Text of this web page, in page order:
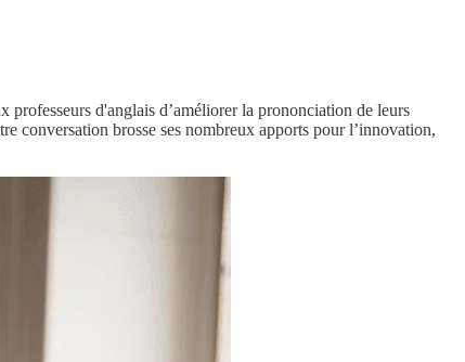
professeurs d'anglais d’améliorer la prononciation de leurs
conversation brosse ses nombreux apports pour l’innovation,